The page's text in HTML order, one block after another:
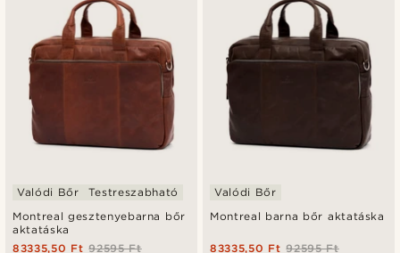
Montreal gesztenyebarna bőr
aktatáska
Valódi Bőr Testreszabható
92595 Ft
83335,50 Ft
Montreal barna bőr aktatáska
Valódi Bőr
92595 Ft
83335,50 Ft